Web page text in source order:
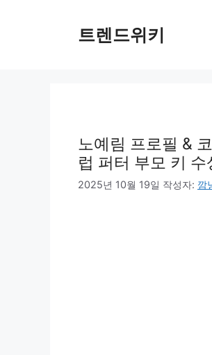
트렌드위키
노예림 프로필 &
럽 퍼터 부모 키 수
2025년 10월 19일 작성자: 깜